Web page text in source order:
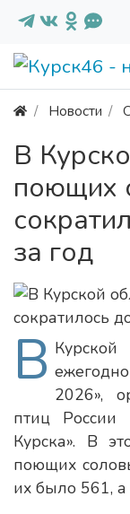
Новости
В
поющих
за год
В 2026»,
птиц России
Курска». В
поющих
их было 561,